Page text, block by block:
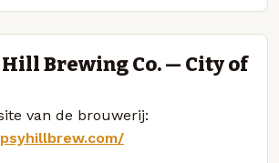
Hill Brewing Co. — City of
van de brouwerij: